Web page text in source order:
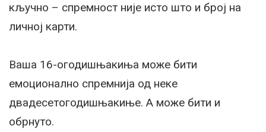
кључно – спремност није исто што и број на
личној карти.
Ваша 16-огодишњакиња може бити
емоционално спремнија од неке
двадесетогодишњакиње. А може бити и
обрнуто.